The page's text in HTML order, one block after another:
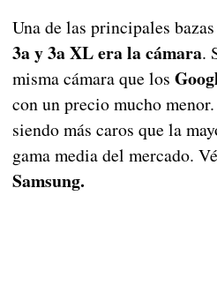
Una de las principales
3a y 3a XL era la cámara.
misma cámara que los
con un precio mucho
siendo más caros que la
gama media del mercado.
Samsung.